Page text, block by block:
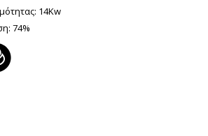
14Kw
74%